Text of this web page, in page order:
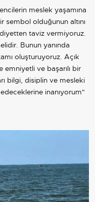
meslek yaşamına
sembol olduğunun altını
taviz vermiyoruz.
Bunun yanında
oluşturuyoruz. Açık
emniyetli ve başarılı bir
bilgi, disiplin ve mesleki
inanıyorum"